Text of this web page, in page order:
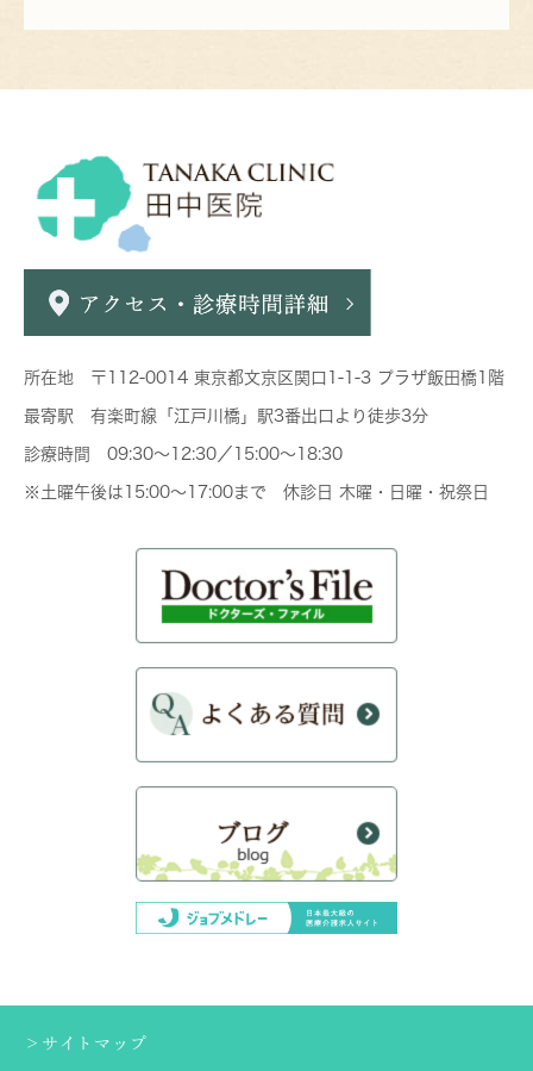
所在地 〒112-0014 東京都文京区関口1-1-3 プラザ飯田橋1階
最寄駅 有楽町線「江戸川橋」駅3番出口より徒歩3分
診療時間 09:30～12:30／15:00～18:30
※土曜午後は15:00～17:00まで 休診日 木曜・日曜・祝祭日
＞サイトマップ